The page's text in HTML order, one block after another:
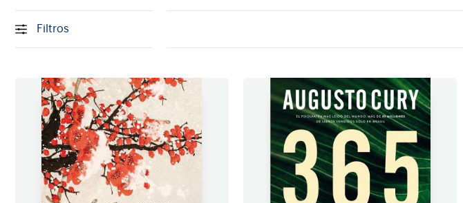
Filtros